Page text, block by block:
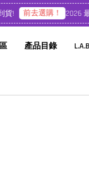
! 前去選購！ 2026
產品目錄